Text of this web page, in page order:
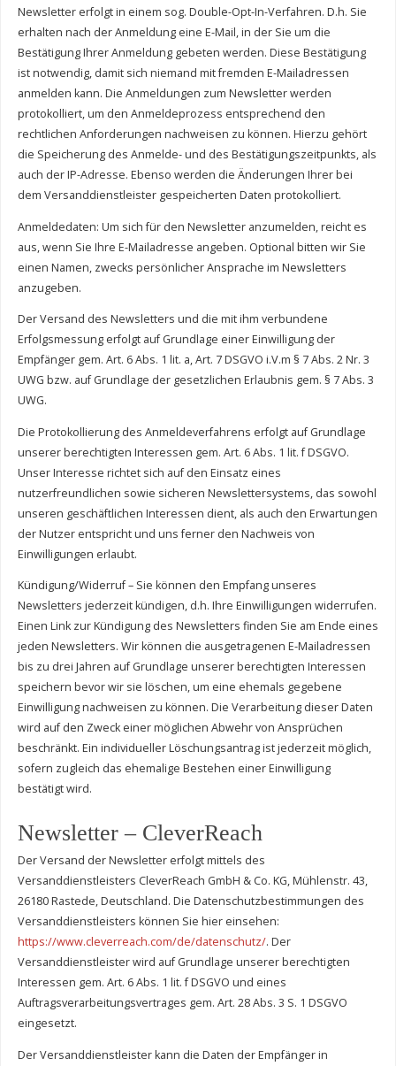
Newsletter erfolgt in einem sog. Double-Opt-In-Verfahren. D.h. Sie
erhalten nach der Anmeldung eine E-Mail, in der Sie um die
Bestätigung Ihrer Anmeldung gebeten werden. Diese Bestätigung
ist notwendig, damit sich niemand mit fremden E-Mailadressen
anmelden kann. Die Anmeldungen zum Newsletter werden
protokolliert, um den Anmeldeprozess entsprechend den
rechtlichen Anforderungen nachweisen zu können. Hierzu gehört
die Speicherung des Anmelde- und des Bestätigungszeitpunkts, als
auch der IP-Adresse. Ebenso werden die Änderungen Ihrer bei
dem Versanddienstleister gespeicherten Daten protokolliert.
Anmeldedaten: Um sich für den Newsletter anzumelden, reicht es
aus, wenn Sie Ihre E-Mailadresse angeben. Optional bitten wir Sie
einen Namen, zwecks persönlicher Ansprache im Newsletters
anzugeben.
Der Versand des Newsletters und die mit ihm verbundene
Erfolgsmessung erfolgt auf Grundlage einer Einwilligung der
Empfänger gem. Art. 6 Abs. 1 lit. a, Art. 7 DSGVO i.V.m § 7 Abs. 2 Nr. 3
UWG bzw. auf Grundlage der gesetzlichen Erlaubnis gem. § 7 Abs. 3
UWG.
Die Protokollierung des Anmeldeverfahrens erfolgt auf Grundlage
unserer berechtigten Interessen gem. Art. 6 Abs. 1 lit. f DSGVO.
Unser Interesse richtet sich auf den Einsatz eines
nutzerfreundlichen sowie sicheren Newslettersystems, das sowohl
unseren geschäftlichen Interessen dient, als auch den Erwartungen
der Nutzer entspricht und uns ferner den Nachweis von
Einwilligungen erlaubt.
Kündigung/Widerruf – Sie können den Empfang unseres
Newsletters jederzeit kündigen, d.h. Ihre Einwilligungen widerrufen.
Einen Link zur Kündigung des Newsletters finden Sie am Ende eines
jeden Newsletters. Wir können die ausgetragenen E-Mailadressen
bis zu drei Jahren auf Grundlage unserer berechtigten Interessen
speichern bevor wir sie löschen, um eine ehemals gegebene
Einwilligung nachweisen zu können. Die Verarbeitung dieser Daten
wird auf den Zweck einer möglichen Abwehr von Ansprüchen
beschränkt. Ein individueller Löschungsantrag ist jederzeit möglich,
sofern zugleich das ehemalige Bestehen einer Einwilligung
bestätigt wird.
Newsletter – CleverReach
Der Versand der Newsletter erfolgt mittels des
Versanddienstleisters CleverReach GmbH & Co. KG, Mühlenstr. 43,
26180 Rastede, Deutschland. Die Datenschutzbestimmungen des
Versanddienstleisters können Sie hier einsehen:
https://www.cleverreach.com/de/datenschutz/. Der
Versanddienstleister wird auf Grundlage unserer berechtigten
Interessen gem. Art. 6 Abs. 1 lit. f DSGVO und eines
Auftragsverarbeitungsvertrages gem. Art. 28 Abs. 3 S. 1 DSGVO
eingesetzt.
Der Versanddienstleister kann die Daten der Empfänger in